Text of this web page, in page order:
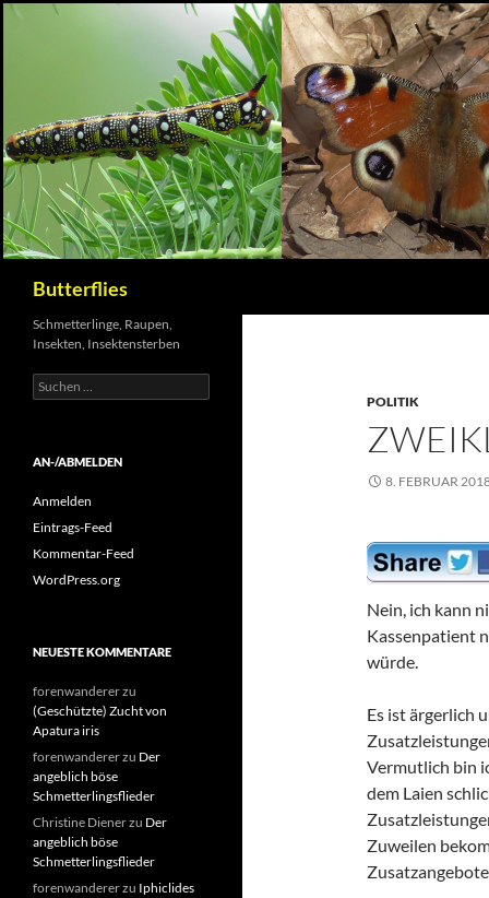
Butterflies
POLITIK
8. FEBRUAR
Nein, ich kann
Kassenpatient
würde.
Es ist ärgerlich
Vermutlich bin
dem Laien
Zuweilen
Schmetterlinge, Raupen,
Insekten, Insektensterben
Suchen
nach:
AN-/ABMELDEN
Anmelden
Eintrags-Feed
Kommentar-Feed
WordPress.org
NEUESTE KOMMENTARE
forenwandererzu
(Geschützte) Zucht von
Apatura iris
forenwandererzu Der
angeblich böse
Schmetterlingsflieder
Christine Dienerzu Der
angeblich böse
Schmetterlingsflieder
forenwandererzu Iphiclides